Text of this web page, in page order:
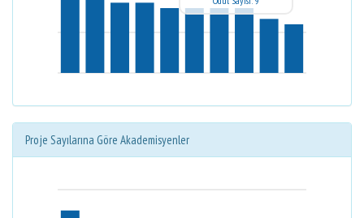
Proje Sayılarına Göre Akademisyenler